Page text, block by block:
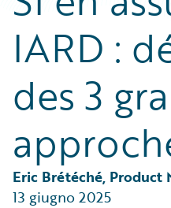
Partner Perspective
Technology
Trends
IARD :
des 3
Eric Brétéché, Product
13 giugno 2025